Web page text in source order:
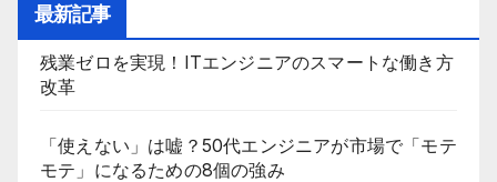
最新記事
残業ゼロを実現！ITエンジニアのスマートな働き方
改革
「使えない」は嘘？50代エンジニアが市場で「モテ
モテ」になるための8個の強み